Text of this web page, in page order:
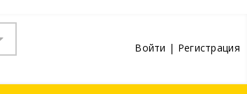
Войти | Регистрация